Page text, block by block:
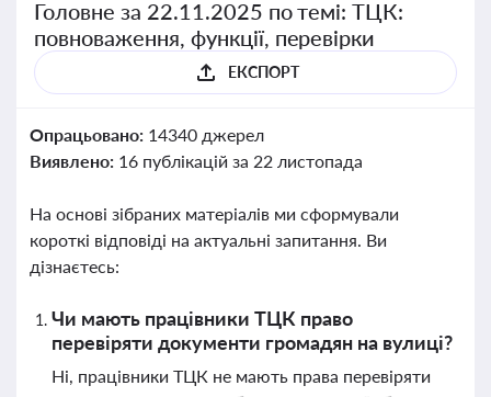
Головне за 22.11.2025 по темі: ТЦК:
повноваження, функції, перевірки
ЕКСПОРТ
Опрацьовано: 14340 джерел
Виявлено: 16 публікацій за 22 листопада
На основі зібраних матеріалів ми сформували
короткі відповіді на актуальні запитання. Ви
дізнаєтесь:
Чи мають працівники ТЦК право
перевіряти документи громадян на вулиці?
Ні, працівники ТЦК не мають права перевіряти